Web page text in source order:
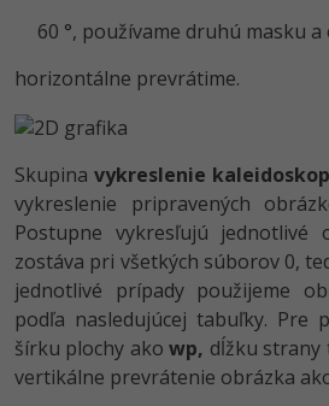
60 °, používame druhú masku
horizontálne prevrátime.
Skupina vykreslenie
vykreslenie pripravených
Postupne vykresľujú jednotlivé
zostáva pri všetkých súborov 0,
jednotlivé prípady použijeme
podľa nasledujúcej tabuľky. Pre
šírku plochy akowp, dĺžku
vertikálne prevrátenie obrázka